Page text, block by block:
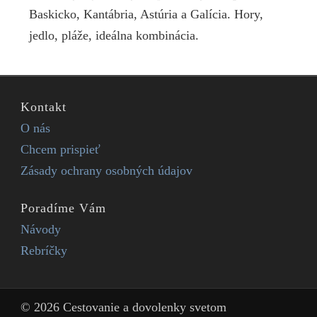
Baskicko, Kantábria, Astúria a Galícia. Hory,
jedlo, pláže, ideálna kombinácia.
Kontakt
O nás
Chcem prispieť
Zásady ochrany osobných údajov
Poradíme Vám
Návody
Rebríčky
© 2026 Cestovanie a dovolenky svetom